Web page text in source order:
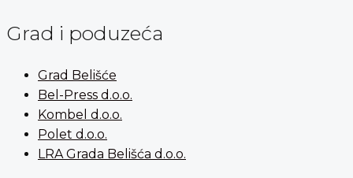
Grad i poduzeća
Grad Belišće
Bel-Press d.o.o.
Kombel d.o.o.
Polet d.o.o.
LRA Grada Belišća d.o.o.